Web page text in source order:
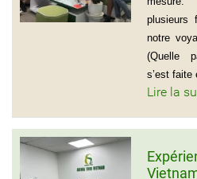
plusieurs
notre
(Quelle
s’est faite
Lire la